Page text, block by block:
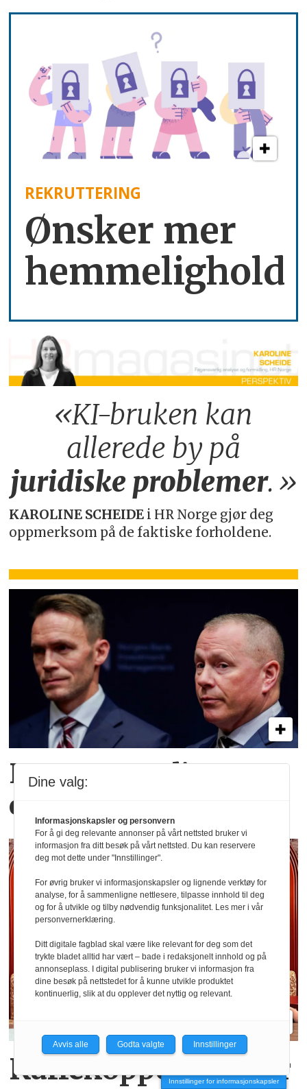
REKRUTTERING
Ønsker mer
hemmelighold
«KI-bruken kan
allerede by på
juridiske problemer.»
KAROLINE SCHEIDE i HR Norge gjør deg
oppmerksom på de faktiske forholdene.
Hva er egentlig KI-
effekten i Oljefondet?
Kaffekoppen binder
Innstillinger for informasjonskapsler
Dine valg:
Informasjonskapsler og personvern
For å gi deg relevante annonser på vårt nettsted bruker vi
informasjon fra ditt besøk på vårt nettsted. Du kan reservere
deg mot dette under "Innstillinger".
For øvrig bruker vi informasjonskapsler og lignende verktøy for
analyse, for å sammenligne nettlesere, tilpasse innhold til deg
og for å utvikle og tilby nødvendig funksjonalitet. Les mer i vår
personvernerklæring.
Ditt digitale fagblad skal være like relevant for deg som det
trykte bladet alltid har vært – bade i redaksjonelt innhold og på
annonseplass. I digital publisering bruker vi informasjon fra
dine besøk på nettstedet for å kunne utvikle produktet
kontinuerlig, slik at du opplever det nyttig og relevant.
Avvis alle Godta valgte Innstillinger